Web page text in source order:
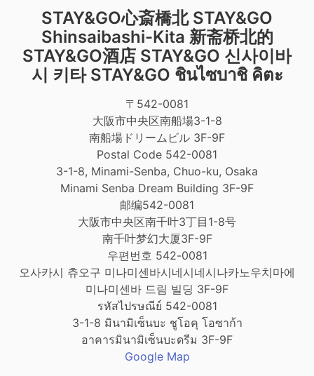
STAY&GO心斎橋北 STAY&GO
Shinsaibashi-Kita 新斋桥北的
STAY&GO酒店 STAY&GO 신사이바
시 키타 STAY&GO ชินไซบาชิ คิตะ
〒542-0081
大阪市中央区南船場3-1-8
南船場ドリームビル 3F-9F
Postal Code 542-0081
3-1-8, Minami-Senba, Chuo-ku, Osaka
Minami Senba Dream Building 3F-9F
邮编542-0081
大阪市中央区南千叶3丁目1-8号
南千叶梦幻大厦3F-9F
우편번호 542-0081
오사카시 츄오구 미나미센바시네시네시나카노우치마에
미나미센바 드림 빌딩 3F-9F
รหัสไปรษณีย์ 542-0081
3-1-8 มินามิเซ็นบะ ชูโอคุ โอซาก้า
อาคารมินามิเซ็นบะดรีม 3F-9F
Google Map